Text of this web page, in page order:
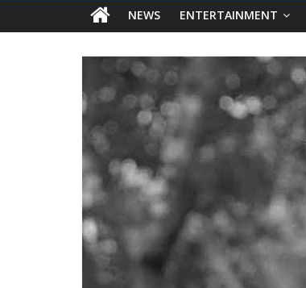
NEWS ENTERTAINMENT